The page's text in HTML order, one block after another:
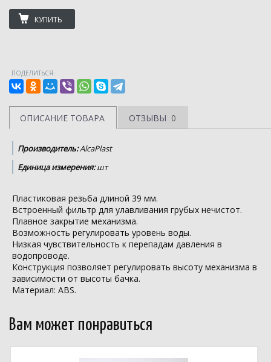
КУПИТЬ
ПОДЕЛИТЬСЯ:
ОПИСАНИЕ ТОВАРА ОТЗЫВЫ 0
Производитель:AlcaPlast
Единица измерения:шт
Пластиковая резьба длиной 39 мм.
Встроенный фильтр для улавливания грубых нечистот.
Плавное закрытие механизма.
Возможность регулировать уровень воды.
Низкая чувствительность к перепадам давления в
водопроводе.
Конструкция позволяет регулировать высоту механизма в
зависимости от высоты бачка.
Материал: ABS.
Вам может понравиться